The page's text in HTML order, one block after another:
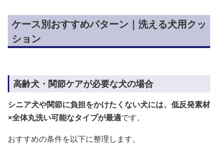
ケース別おすすめパターン｜洗える犬用クッ
ション
高齢犬・関節ケアが必要な犬の場合
シニア犬や関節に負担をかけたくない犬には、低反発素材
×全体丸洗い可能なタイプが最適です。
おすすめの条件を以下に整理します。